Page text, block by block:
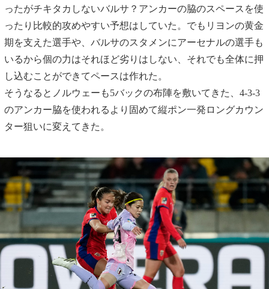
ったがチキタカしないバルサ？アンカーの脇のスペースを使
ったり比較的攻めやすい予想はしていた。でもリヨンの黄金
期を支えた選手や、バルサのスタメンにアーセナルの選手も
いるから個の力はそれほど劣りはしない、それでも全体に押
し込むことができてペースは作れた。
そうなるとノルウェーも5バックの布陣を敷いてきた、4-3-3
のアンカー脇を使われるより固めて縦ポン一発ロングカウン
ター狙いに変えてきた。